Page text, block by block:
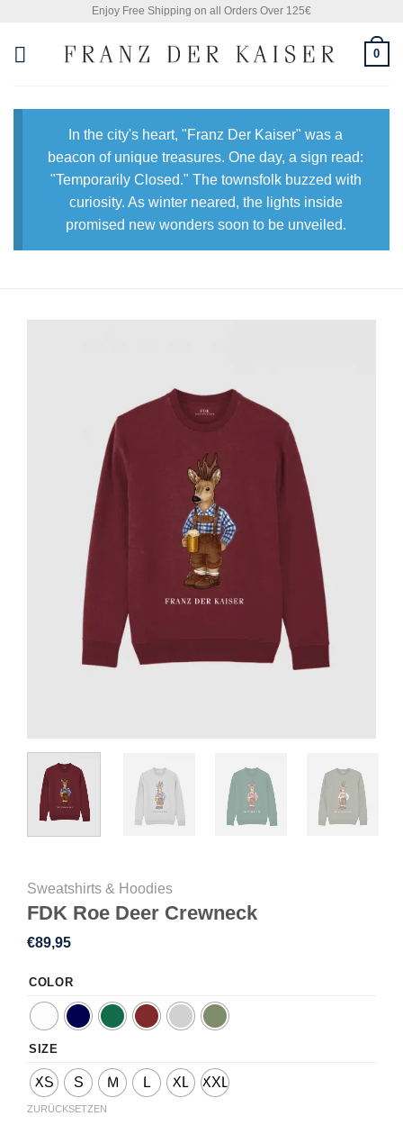
Enjoy Free Shipping on all Orders Over 125€
0
In the city's heart, "Franz Der Kaiser" was a
beacon of unique treasures. One day, a sign read:
"Temporarily Closed." The townsfolk buzzed with
curiosity. As winter neared, the lights inside
promised new wonders soon to be unveiled.
Sweatshirts & Hoodies
FDK Roe Deer Crewneck
€89,95
COLOR
SIZE
XS S M L XL XXL
ZURÜCKSETZEN